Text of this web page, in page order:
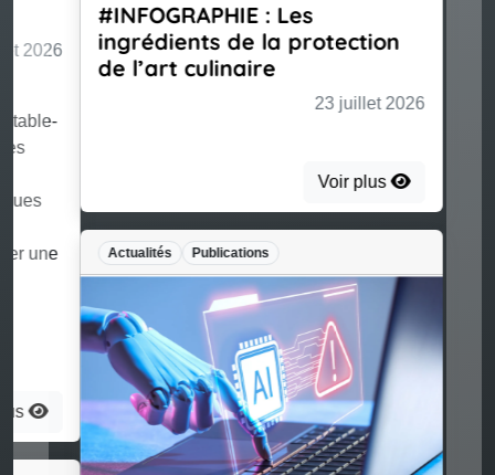
#INFOGRAPHIE : Les
ingrédients de la protection
de l’art culinaire
23 juillet 2026
Voir plus
Actualités Publications